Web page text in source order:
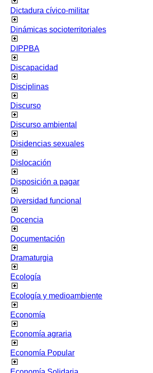
Dictadura cívico-militar
Dinámicas socioterritoriales
DIPPBA
Discapacidad
Disciplinas
Discurso
Discurso ambiental
Disidencias sexuales
Dislocación
Disposición a pagar
Diversidad funcional
Docencia
Documentación
Dramaturgia
Ecología
Ecología y medioambiente
Economía
Economía agraria
Economía Popular